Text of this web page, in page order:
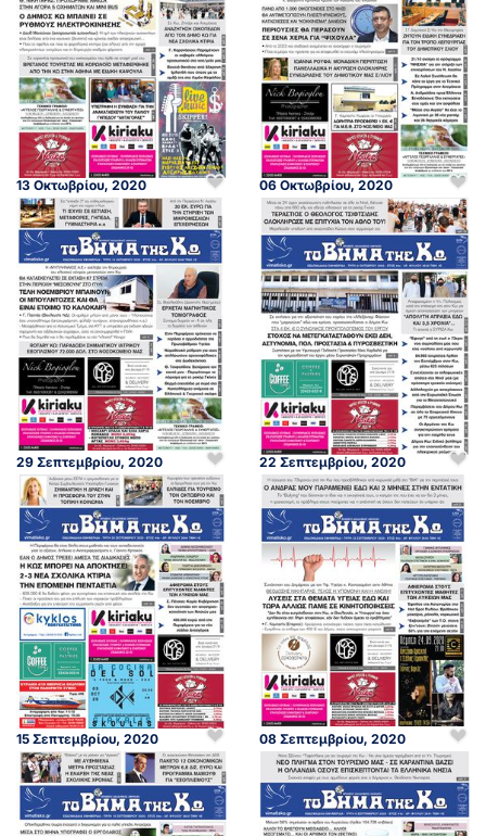
13 Οκτωβρίου, 2020 06 Οκτωβρίου, 2020
29 Σεπτεμβρίου, 2020 22 Σεπτεμβρίου, 2020
15 Σεπτεμβρίου, 2020 08 Σεπτεμβρίου, 2020